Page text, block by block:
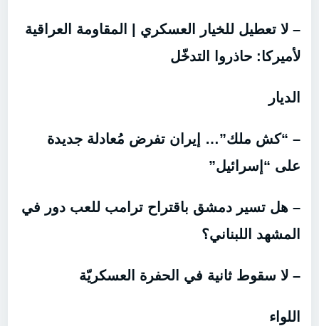
– لا تعطيل للخيار العسكري | المقاومة العراقية
لأميركا: حاذروا التدخّل
الديار
– “كش ملك”… إيران تفرض مُعادلة جديدة
على “إسرائيل”
– هل تسير دمشق باقتراح ترامب للعب دور في
المشهد اللبناني؟
– لا سقوط ثانية في الحفرة العسكريّة
اللواء